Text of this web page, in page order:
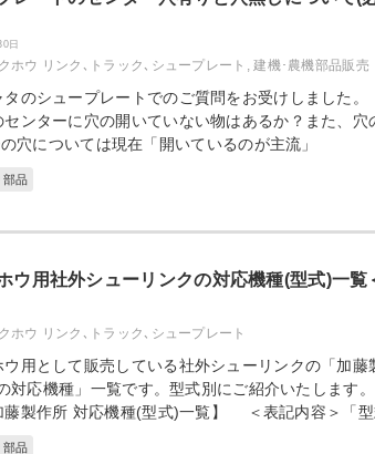
日
ホウ リンク､トラック､シュープレート ,建機･農機部品販売
タのシュープレートでのご質問をお受けしました。
センターに穴の開いていない物はあるか？また、穴
穴については現在「開いているのが主流」
部品
ウ用社外シューリンクの対応機種(型式)一覧
ホウ リンク､トラック､シュープレート
ウ用として販売している社外シューリンクの「加藤
対応機種」一覧です。型式別にご紹介いたします
藤製作所 対応機種(型式)一覧】 ＜表記内容＞「型
部品